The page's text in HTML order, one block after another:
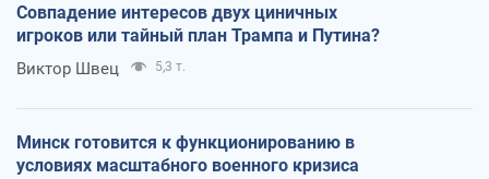
Совпадение интересов двух циничных
игроков или тайный план Трампа и Путина?
Виктор Швец 5,3 т.
Минск готовится к функционированию в
условиях масштабного военного кризиса